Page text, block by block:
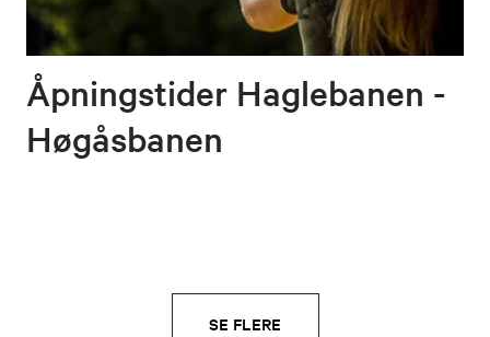
Åpningstider Haglebanen -
Høgåsbanen
SE FLERE